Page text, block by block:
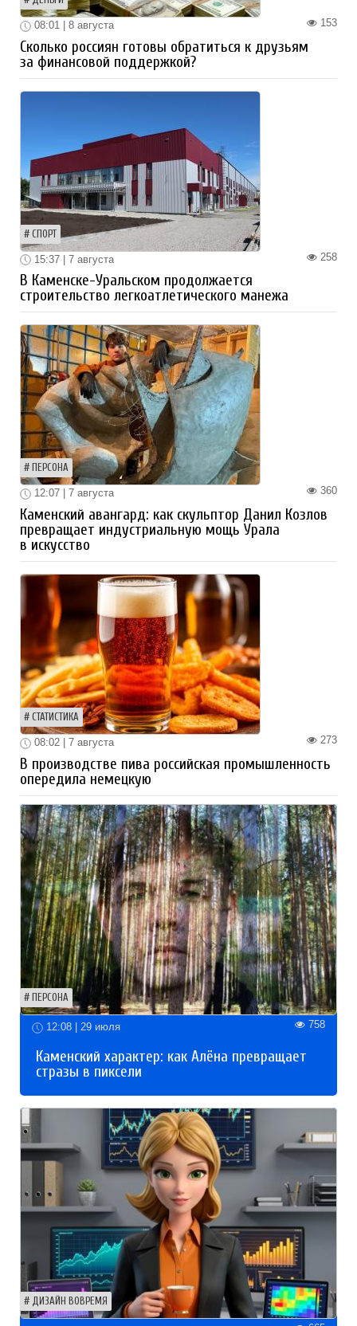
153
08:01 | 8 августа
Сколько россиян готовы обратиться к друзьям
за финансовой поддержкой?
СПОРТ
258
15:37 | 7 августа
В Каменске-Уральском продолжается
строительство легкоатлетического манежа
ПЕРСОНА
360
12:07 | 7 августа
Каменский авангард: как скульптор Данил Козлов
превращает индустриальную мощь Урала
в искусство
СТАТИСТИКА
273
08:02 | 7 августа
В производстве пива российская промышленность
опередила немецкую
ПЕРСОНА
12:08 | 29 июля 758
Каменский характер: как Алёна превращает
стразы в пиксели
ДИЗАЙН ВОВРЕМЯ